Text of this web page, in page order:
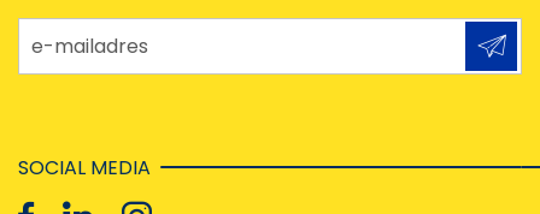
e-mailadres
SOCIAL MEDIA